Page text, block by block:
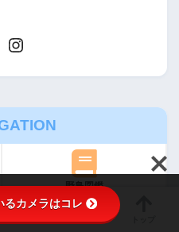
野鳥図鑑
るカメラはコレ